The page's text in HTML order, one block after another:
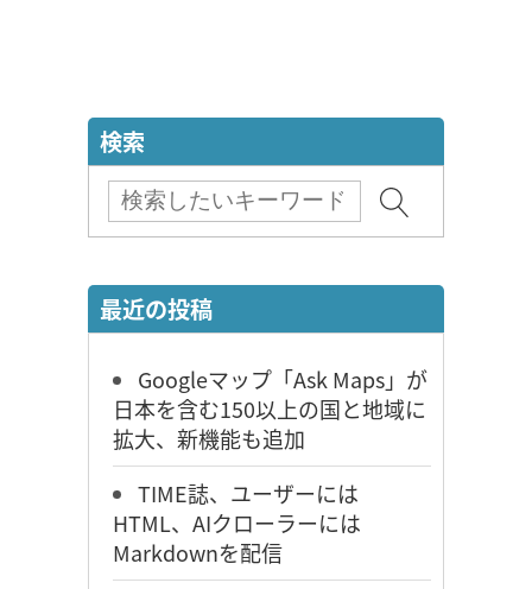
検索
最近の投稿
Googleマップ「Ask Maps」が
日本を含む150以上の国と地域に
拡大、新機能も追加
TIME誌、ユーザーには
HTML、AIクローラーには
Markdownを配信